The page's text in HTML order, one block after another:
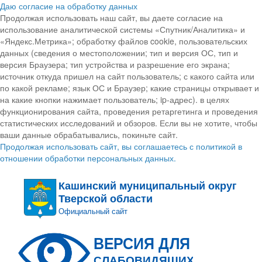
Даю согласие на обработку данных
Продолжая использовать наш сайт, вы даете согласие на
использование аналитической системы «Спутник/Аналитика» и
«Яндекс.Метрика»; обработку файлов cookie, пользовательских
данных (сведения о местоположении; тип и версия ОС, тип и
версия Браузера; тип устройства и разрешение его экрана;
источник откуда пришел на сайт пользователь; с какого сайта или
по какой рекламе; язык ОС и Браузер; какие страницы открывает и
на какие кнопки нажимает пользователь; ip-адрес). в целях
функционирования сайта, проведения ретаргетинга и проведения
статистических исследований и обзоров. Если вы не хотите, чтобы
ваши данные обрабатывались, покиньте сайт.
Продолжая использовать сайт, вы соглашаетесь с политикой в
отношении обработки персональных данных.